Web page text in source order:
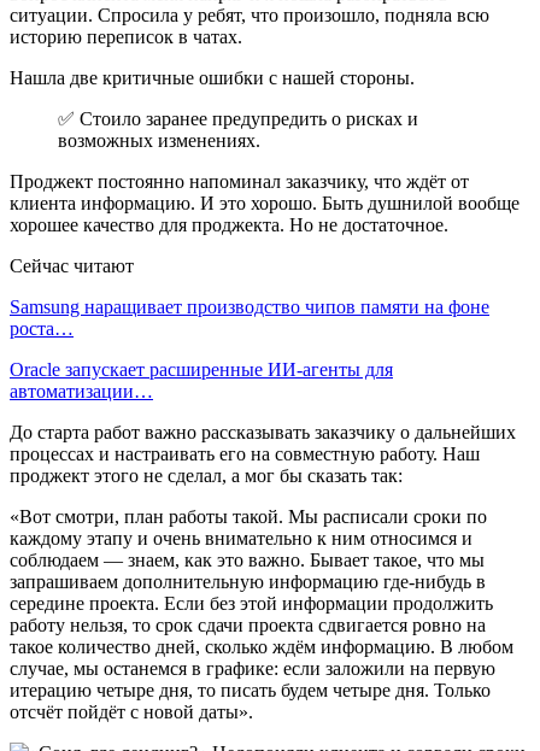
ситуации. Спросила у ребят, что произошло, подняла всю
историю переписок в чатах.
Нашла две критичные ошибки с нашей стороны.
✅ Стоило заранее предупредить о рисках и
возможных изменениях.
Проджект постоянно напоминал заказчику, что ждёт от
клиента информацию. И это хорошо. Быть душнилой вообще
хорошее качество для проджекта. Но не достаточное.
Сейчас читают
Samsung наращивает производство чипов памяти на фоне
роста…
Oracle запускает расширенные ИИ‑агенты для
автоматизации…
До старта работ важно рассказывать заказчику о дальнейших
процессах и настраивать его на совместную работу. Наш
проджект этого не сделал, а мог бы сказать так:
«Вот смотри, план работы такой. Мы расписали сроки по
каждому этапу и очень внимательно к ним относимся и
соблюдаем — знаем, как это важно. Бывает такое, что мы
запрашиваем дополнительную информацию где-нибудь в
середине проекта. Если без этой информации продолжить
работу нельзя, то срок сдачи проекта сдвигается ровно на
такое количество дней, сколько ждём информацию. В любом
случае, мы останемся в графике: если заложили на первую
итерацию четыре дня, то писать будем четыре дня. Только
отсчёт пойдёт с новой даты».